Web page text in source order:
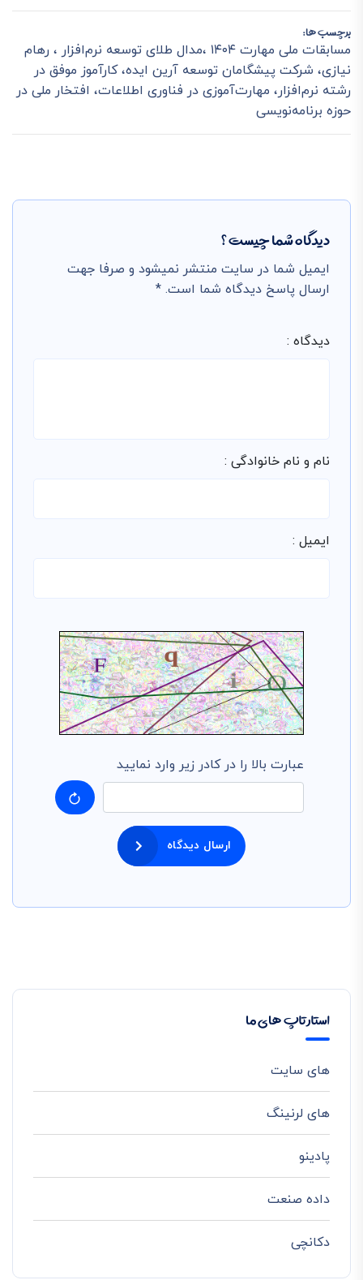
برچسب ها:
مسابقات ملی مهارت ۱۴۰۴ ،مدال طلای توسعه نرم‌افزار ، رهام
نیازی، شرکت پیشگامان توسعه آرین ایده، کارآموز موفق در
رشته نرم‌افزار، مهارت‌آموزی در فناوری اطلاعات، افتخار ملی در
حوزه برنامه‌نویسی
دیدگاه شما چیست ؟
ایمیل شما در سایت منتشر نمیشود و صرفا جهت
ارسال پاسخ دیدگاه شما است. *
دیدگاه :
نام و نام خانوادگی :
ایمیل :
عبارت بالا را در کادر زیر وارد نمایید
ارسال دیدگاه
استارتاپ های ما
های سایت
های لرنینگ
پادینو
داده صنعت
دکانچی